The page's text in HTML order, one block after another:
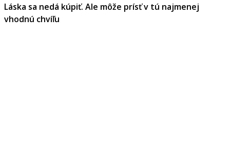
Láska sa nedá kúpiť. Ale môže prísť v tú najmenej
vhodnú chvíľu